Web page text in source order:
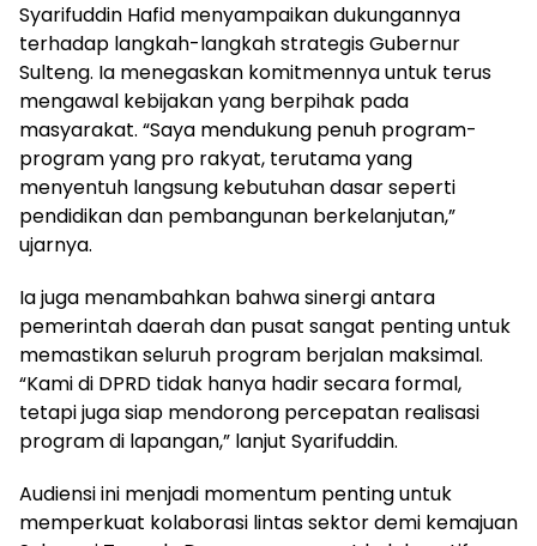
Syarifuddin Hafid menyampaikan dukungannya
terhadap langkah-langkah strategis Gubernur
Sulteng. Ia menegaskan komitmennya untuk terus
mengawal kebijakan yang berpihak pada
masyarakat. “Saya mendukung penuh program-
program yang pro rakyat, terutama yang
menyentuh langsung kebutuhan dasar seperti
pendidikan dan pembangunan berkelanjutan,”
ujarnya.
Ia juga menambahkan bahwa sinergi antara
pemerintah daerah dan pusat sangat penting untuk
memastikan seluruh program berjalan maksimal.
“Kami di DPRD tidak hanya hadir secara formal,
tetapi juga siap mendorong percepatan realisasi
program di lapangan,” lanjut Syarifuddin.
Audiensi ini menjadi momentum penting untuk
memperkuat kolaborasi lintas sektor demi kemajuan